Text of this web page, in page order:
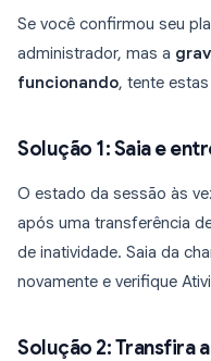
Se você confirmou seu
administrador, mas a
funcionando, tente
Solução 1: Saia e
O estado da sessão às
após uma transferência
de inatividade. Saia da
novamente e verifique
Solução 2: Transfira